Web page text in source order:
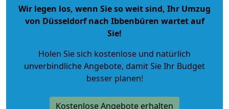
Wir legen los, wenn Sie so weit sind, Ihr Umzug
von Düsseldorf nach Ibbenbüren wartet auf
Sie!
Holen Sie sich kostenlose und natürlich
unverbindliche Angebote, damit Sie Ihr Budget
besser planen!
Kostenlose Angebote erhalten